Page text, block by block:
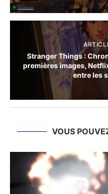
Stranger Things :
premières images,
entre les
VOUS